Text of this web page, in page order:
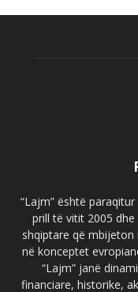
“Lajm” është
prill të vitit 2005
shqiptare që
në konceptet
“Lajm” janë
financiare, historike,